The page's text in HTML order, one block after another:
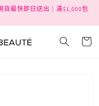
貨最快即日送出｜滿$1,000包
購
物